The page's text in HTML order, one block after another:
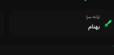
ترانه سرا
بهنام